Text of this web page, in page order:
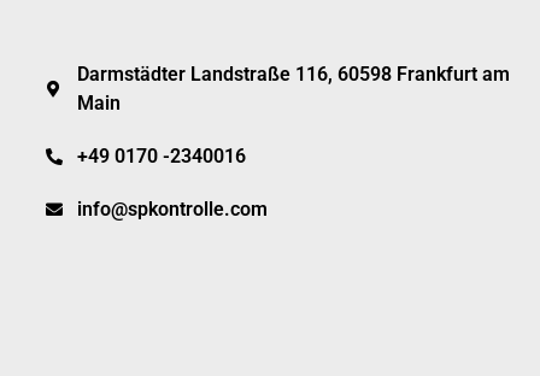
Darmstädter Landstraße 116, 60598 Frankfurt am
Main
+49 0170 -2340016
info@spkontrolle.com